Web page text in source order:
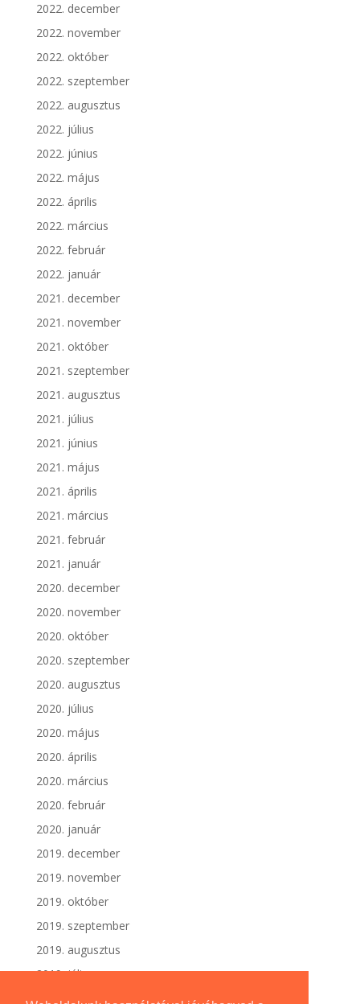
2022. december
2022. november
2022. október
2022. szeptember
2022. augusztus
2022. július
2022. június
2022. május
2022. április
2022. március
2022. február
2022. január
2021. december
2021. november
2021. október
2021. szeptember
2021. augusztus
2021. július
2021. június
2021. május
2021. április
2021. március
2021. február
2021. január
2020. december
2020. november
2020. október
2020. szeptember
2020. augusztus
2020. július
2020. május
2020. április
2020. március
2020. február
2020. január
2019. december
2019. november
2019. október
2019. szeptember
2019. augusztus
2019. július
2019. június